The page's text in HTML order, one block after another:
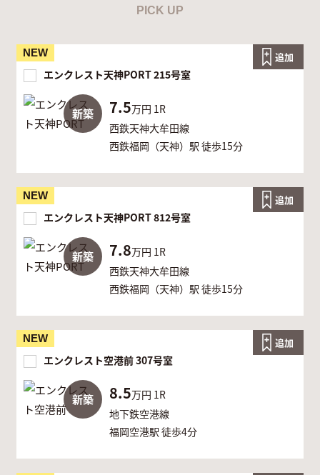
PICK UP
NEW
新築
エンクレスト天神PORT 215号室
7.5万円 1R
西鉄天神大牟田線
西鉄福岡（天神）駅 徒歩15分
追加
NEW
新築
エンクレスト天神PORT 812号室
7.8万円 1R
西鉄天神大牟田線
西鉄福岡（天神）駅 徒歩15分
追加
NEW
新築
エンクレスト空港前 307号室
8.5万円 1R
地下鉄空港線
福岡空港駅 徒歩4分
追加